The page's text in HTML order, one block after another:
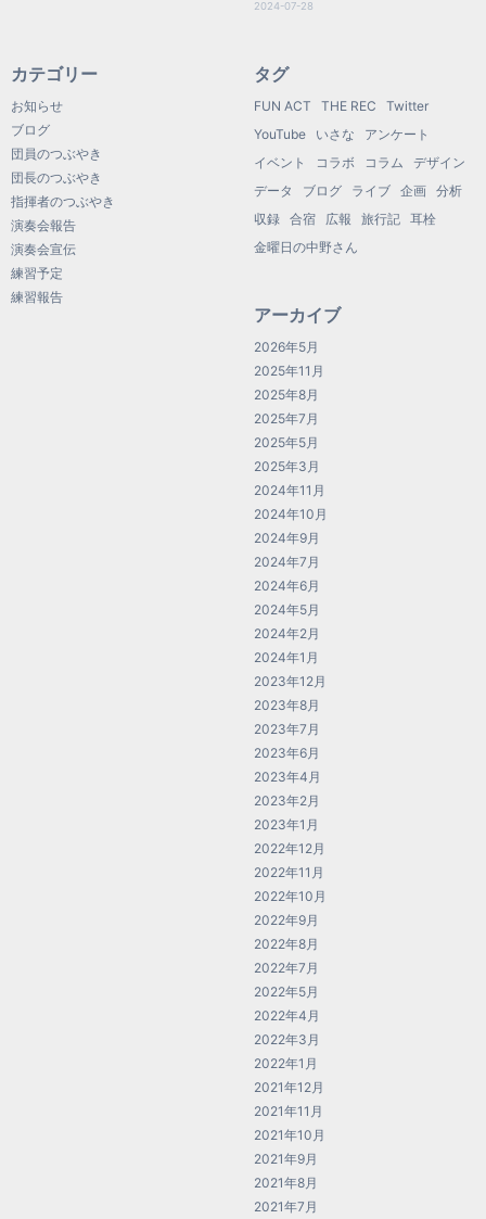
2024-07-28
カテゴリー
お知らせ
ブログ
団員のつぶやき
団長のつぶやき
指揮者のつぶやき
演奏会報告
演奏会宣伝
練習予定
練習報告
タグ
FUN ACT THE REC
Twitter
YouTube
いさな
アンケート
イベント
コラボ コラム
デザイン
データ
ブログ ライブ 企画
分析
収録
合宿 広報 旅行記
耳栓
金曜日の中野さん
アーカイブ
2026年5月
2025年11月
2025年8月
2025年7月
2025年5月
2025年3月
2024年11月
2024年10月
2024年9月
2024年7月
2024年6月
2024年5月
2024年2月
2024年1月
2023年12月
2023年8月
2023年7月
2023年6月
2023年4月
2023年2月
2023年1月
2022年12月
2022年11月
2022年10月
2022年9月
2022年8月
2022年7月
2022年5月
2022年4月
2022年3月
2022年1月
2021年12月
2021年11月
2021年10月
2021年9月
2021年8月
2021年7月